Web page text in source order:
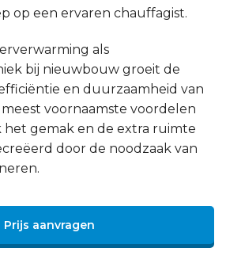
op een ervaren chauffagist.
als
bij nieuwbouw groeit de
en duurzaamheid van
voornaamste voordelen
het gemak en de extra ruimte
door de noodzaak van
Prijs aanvragen